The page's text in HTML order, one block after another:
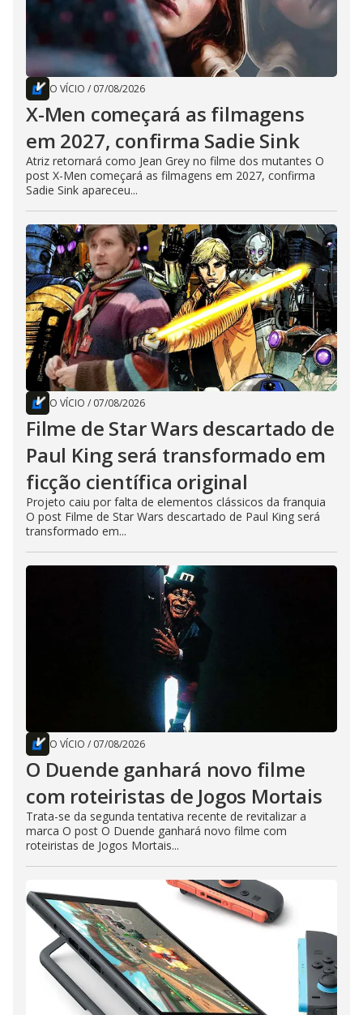
O VÍCIO / 07/08/2026
X-Men começará as filmagens
em 2027, confirma Sadie Sink
Atriz retornará como Jean Grey no filme dos mutantes O
post X-Men começará as filmagens em 2027, confirma
Sadie Sink apareceu...
O VÍCIO / 07/08/2026
Filme de Star Wars descartado de
Paul King será transformado em
ficção científica original
Projeto caiu por falta de elementos clássicos da franquia
O post Filme de Star Wars descartado de Paul King será
transformado em...
O VÍCIO / 07/08/2026
O Duende ganhará novo filme
com roteiristas de Jogos Mortais
Trata-se da segunda tentativa recente de revitalizar a
marca O post O Duende ganhará novo filme com
roteiristas de Jogos Mortais...